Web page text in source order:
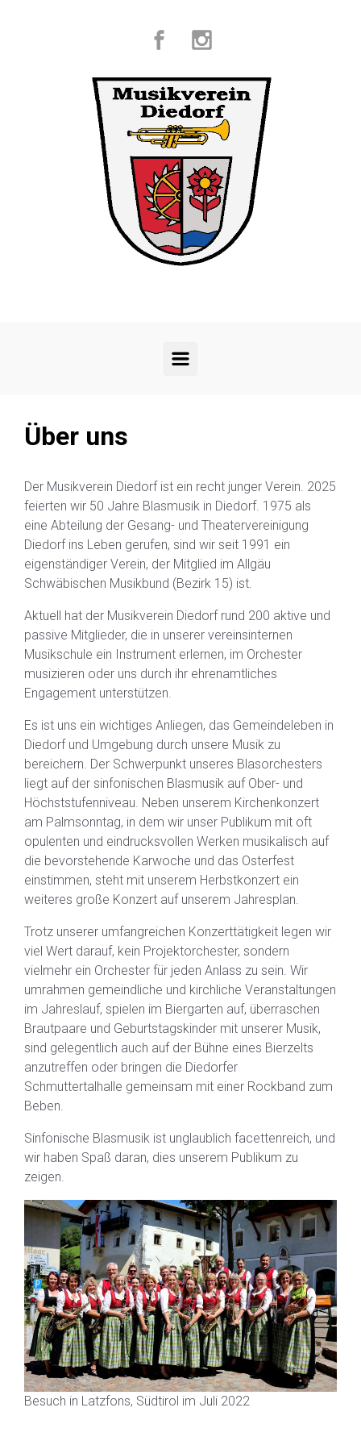
Über uns
Der Musikverein Diedorf ist ein recht junger Verein. 2025
feierten wir 50 Jahre Blasmusik in Diedorf. 1975 als
eine Abteilung der Gesang- und Theatervereinigung
Diedorf ins Leben gerufen, sind wir seit 1991 ein
eigenständiger Verein, der Mitglied im Allgäu
Schwäbischen Musikbund (Bezirk 15) ist.
Aktuell hat der Musikverein Diedorf rund 200 aktive und
passive Mitglieder, die in unserer vereinsinternen
Musikschule ein Instrument erlernen, im Orchester
musizieren oder uns durch ihr ehrenamtliches
Engagement unterstützen.
Es ist uns ein wichtiges Anliegen, das Gemeindeleben in
Diedorf und Umgebung durch unsere Musik zu
bereichern. Der Schwerpunkt unseres Blasorchesters
liegt auf der sinfonischen Blasmusik auf Ober- und
Höchststufenniveau. Neben unserem Kirchenkonzert
am Palmsonntag, in dem wir unser Publikum mit oft
opulenten und eindrucksvollen Werken musikalisch auf
die bevorstehende Karwoche und das Osterfest
einstimmen, steht mit unserem Herbstkonzert ein
weiteres große Konzert auf unserem Jahresplan.
Trotz unserer umfangreichen Konzerttätigkeit legen wir
viel Wert darauf, kein Projektorchester, sondern
vielmehr ein Orchester für jeden Anlass zu sein. Wir
umrahmen gemeindliche und kirchliche Veranstaltungen
im Jahreslauf, spielen im Biergarten auf, überraschen
Brautpaare und Geburtstagskinder mit unserer Musik,
sind gelegentlich auch auf der Bühne eines Bierzelts
anzutreffen oder bringen die Diedorfer
Schmuttertalhalle gemeinsam mit einer Rockband zum
Beben.
Sinfonische Blasmusik ist unglaublich facettenreich, und
wir haben Spaß daran, dies unserem Publikum zu
zeigen.
Besuch in Latzfons, Südtirol im Juli 2022